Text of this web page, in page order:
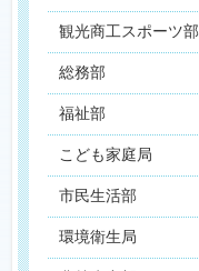
観光商工スポーツ部
総務部
福祉部
こども家庭局
市民生活部
環境衛生局